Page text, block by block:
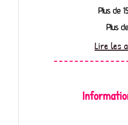
Plus de
Plus
Lire les